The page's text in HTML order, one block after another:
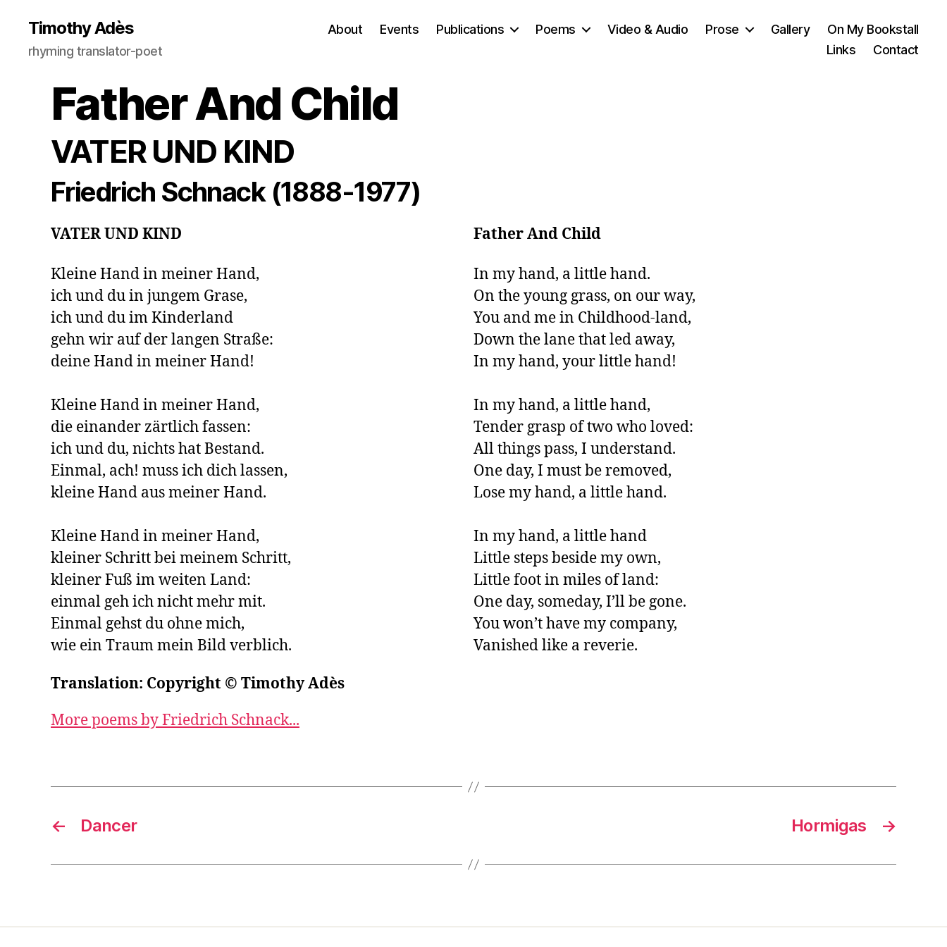
Timothy Adès
rhyming translator-poet
About Events Publications Poems Video & Audio Prose Gallery
On My Bookstall
Links
Contact
Father And Child
VATER UND KIND
Friedrich Schnack (1888-1977)
VATER UND KIND
Kleine Hand in meiner Hand,
ich und du in jungem Grase,
ich und du im Kinderland
gehn wir auf der langen Straße:
deine Hand in meiner Hand!
Kleine Hand in meiner Hand,
die einander zärtlich fassen:
ich und du, nichts hat Bestand.
Einmal, ach! muss ich dich lassen,
kleine Hand aus meiner Hand.
Kleine Hand in meiner Hand,
kleiner Schritt bei meinem Schritt,
kleiner Fuß im weiten Land:
einmal geh ich nicht mehr mit.
Einmal gehst du ohne mich,
wie ein Traum mein Bild verblich.
Father And Child
In my hand, a little hand.
On the young grass, on our way,
You and me in Childhood-land,
Down the lane that led away,
In my hand, your little hand!
In my hand, a little hand,
Tender grasp of two who loved:
All things pass, I understand.
One day, I must be removed,
Lose my hand, a little hand.
In my hand, a little hand
Little steps beside my own,
Little foot in miles of land:
One day, someday, I’ll be gone.
You won’t have my company,
Vanished like a reverie.
Translation: Copyright © Timothy Adès
More poems by Friedrich Schnack...
← Dancer →
Hormigas